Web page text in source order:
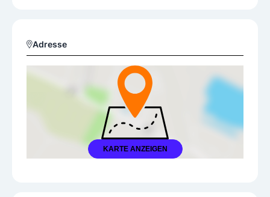
Adresse
KARTE ANZEIGEN